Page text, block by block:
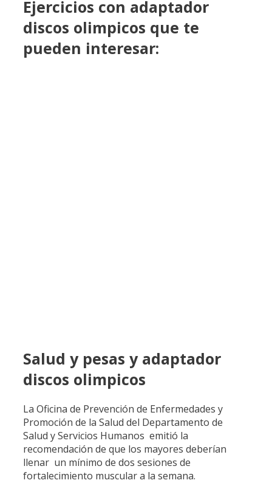
Ejercicios con adaptador
discos olimpicos que te
pueden interesar:
Salud y pesas y adaptador
discos olimpicos
La Oficina de Prevención de Enfermedades y
Promoción de la Salud del Departamento de
Salud y Servicios Humanos emitió la
recomendación de que los mayores deberían
llenar un mínimo de dos sesiones de
fortalecimiento muscular a la semana.